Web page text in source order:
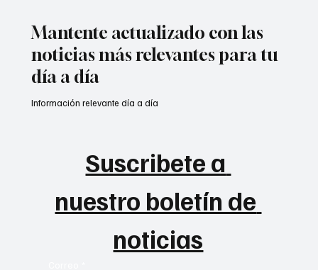
Mantente actualizado con las
noticias más relevantes para tu
día a día
Suscribete a
nuestro boletín de
noticias
Información relevante día a día